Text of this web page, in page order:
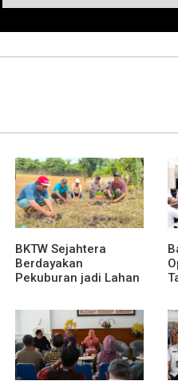
BKTW Sejahtera
Berdayakan
Pekuburan jadi Lahan